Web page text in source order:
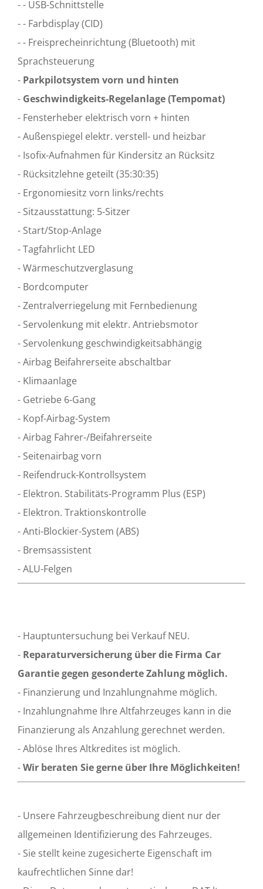
- - USB-Schnittstelle
- - Farbdisplay (CID)
- - Freisprecheinrichtung (Bluetooth) mit
Sprachsteuerung
- Parkpilotsystem vorn und hinten
- Geschwindigkeits-Regelanlage (Tempomat)
- Fensterheber elektrisch vorn + hinten
- Außenspiegel elektr. verstell- und heizbar
- Isofix-Aufnahmen für Kindersitz an Rücksitz
- Rücksitzlehne geteilt (35:30:35)
- Ergonomiesitz vorn links/rechts
- Sitzausstattung: 5-Sitzer
- Start/Stop-Anlage
- Tagfahrlicht LED
- Wärmeschutzverglasung
- Bordcomputer
- Zentralverriegelung mit Fernbedienung
- Servolenkung mit elektr. Antriebsmotor
- Servolenkung geschwindigkeitsabhängig
- Airbag Beifahrerseite abschaltbar
- Klimaanlage
- Getriebe 6-Gang
- Kopf-Airbag-System
- Airbag Fahrer-/Beifahrerseite
- Seitenairbag vorn
- Reifendruck-Kontrollsystem
- Elektron. Stabilitäts-Programm Plus (ESP)
- Elektron. Traktionskontrolle
- Anti-Blockier-System (ABS)
- Bremsassistent
- ALU-Felgen
- Hauptuntersuchung bei Verkauf NEU.
- Reparaturversicherung über die Firma Car
Garantie gegen gesonderte Zahlung möglich.
- Finanzierung und Inzahlungnahme möglich.
- Inzahlungnahme Ihre Altfahrzeuges kann in die
Finanzierung als Anzahlung gerechnet werden.
- Ablöse Ihres Altkredites ist möglich.
-Wir beraten Sie gerne über Ihre Möglichkeiten!
- Unsere Fahrzeugbeschreibung dient nur der
allgemeinen Identifizierung des Fahrzeuges.
- Sie stellt keine zugesicherte Eigenschaft im
kaufrechtlichen Sinne dar!